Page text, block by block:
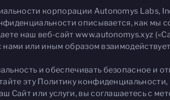
корпорации Autonomys Labs,
описывается, как мы
наш веб-сайт www.autonomys.xyz
или иным образом
и обеспечивать безопасное и
эту Политику
или услуги, вы соглашаетесь с